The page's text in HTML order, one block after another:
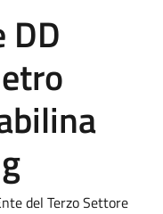
del Terzo Settore